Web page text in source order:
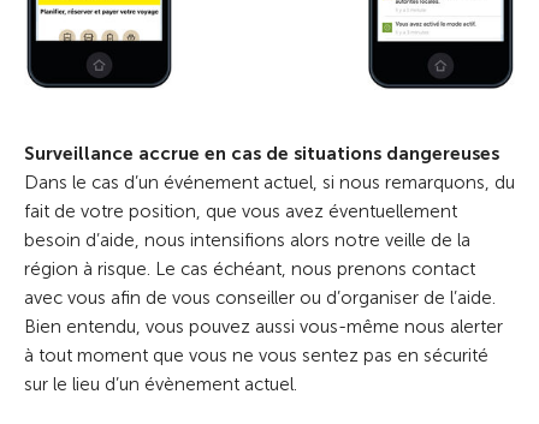
Surveillance accrue en cas de situations dangereuses
Dans le cas d’un événement actuel, si nous remarquons, du
fait de votre position, que vous avez éventuellement
besoin d’aide, nous intensifions alors notre veille de la
région à risque. Le cas échéant, nous prenons contact
avec vous afin de vous conseiller ou d’organiser de l’aide.
Bien entendu, vous pouvez aussi vous-même nous alerter
à tout moment que vous ne vous sentez pas en sécurité
sur le lieu d’un évènement actuel.